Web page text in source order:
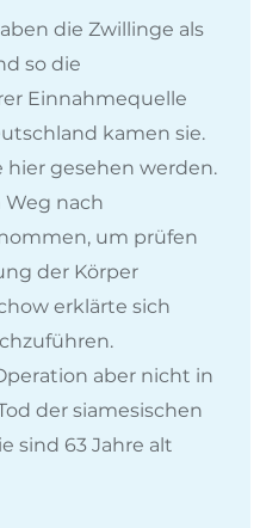
die Zwillinge als
so die
Einnahmequelle
kamen sie.
hier gesehen werden.
Weg nach
um prüfen
der Körper
erklärte sich
aber nicht in
der siamesischen
sind 63 Jahre alt